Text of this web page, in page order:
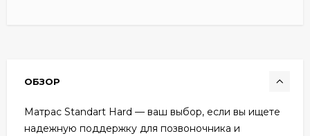
ОБЗОР
Матрас Standart Hard — ваш выбор, если вы ищете
надежную поддержку для позвоночника и